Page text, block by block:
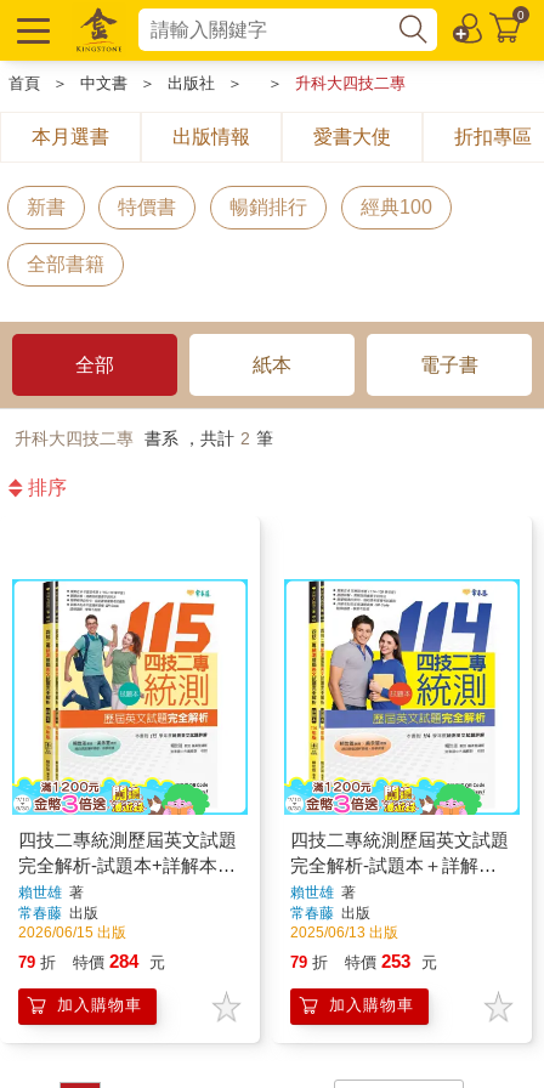
0
首頁 ＞ 中文書 ＞ 出版社 ＞ ＞ 升科大四技二專
本月選書 出版情報 愛書大使 折扣專區
新書 特價書 暢銷排行 經典100
全部書籍
全部 紙本 電子書
升科大四技二專 書系 ，共計 2 筆
排序
四技二專統測歷屆英文試題
完全解析-試題本+詳解本
+QR Code線上音檔(115年
版)
賴世雄 著
常春藤 出版
2026/06/15 出版
79 折 特價 284 元
加入購物車
四技二專統測歷屆英文試題
完全解析-試題本＋詳解本
＋QR Code線上音檔(114年
版)
賴世雄 著
常春藤 出版
2025/06/13 出版
79 折 特價 253 元
加入購物車